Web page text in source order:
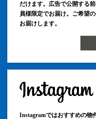
だけます。広告で公開する
員様限定でお届け。ご希望
お届けします。
Instagramではおすすめの物